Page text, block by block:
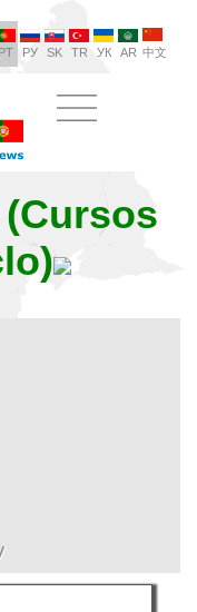
PT РУ SK TR УК AR 中文